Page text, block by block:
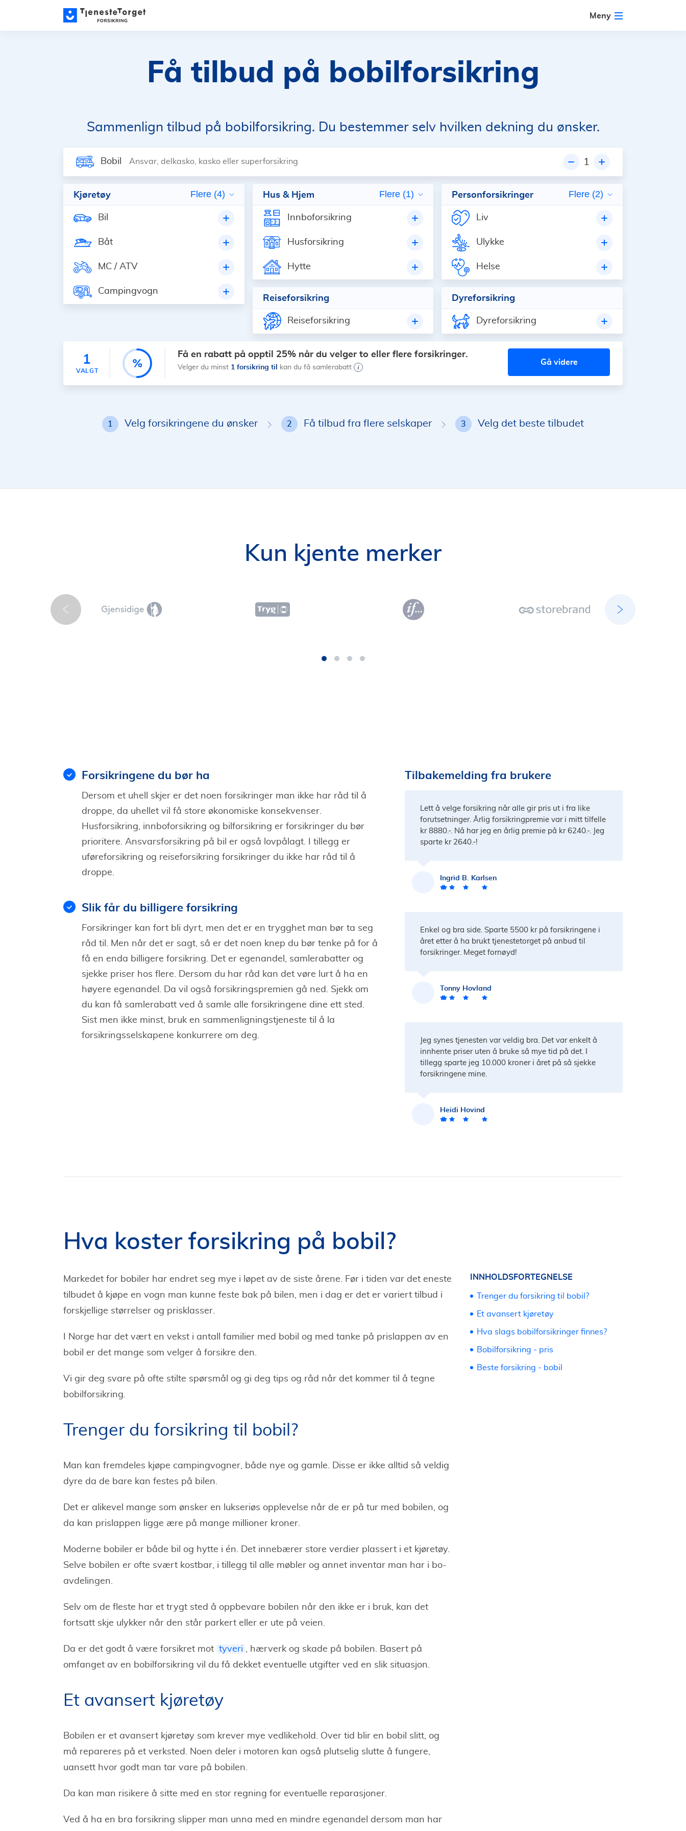
Meny
Få tilbud på bobilforsikring
Sammenlign tilbud på bobilforsikring. Du bestemmer selv hvilken dekning du ønsker.
Bobil Ansvar, delkasko, kasko eller superforsikring 1
Kjøretøy Flere (4)
Bil
Båt
MC / ATV
Campingvogn
Hus & Hjem Flere (1)
Innboforsikring
Husforsikring
Hytte
Reiseforsikring
Reiseforsikring
Personforsikringer Flere (2)
Liv
Ulykke
Helse
Dyreforsikring
Dyreforsikring
1
VALGT
Få en rabatt på opptil 25% når du velger to eller flere forsikringer.
Velger du minst 1 forsikring til kan du få samlerabatt
gå videre
1 Velg forsikringene du ønsker 2 Få tilbud fra flere selskaper 3 Velg det beste tilbudet
Kun kjente merker
Forsikringene du bør ha
Dersom et uhell skjer er det noen forsikringer man ikke har råd til å
droppe, da uhellet vil få store økonomiske konsekvenser.
Husforsikring, innboforsikring og bilforsikring er forsikringer du bør
prioritere. Ansvarsforsikring på bil er også lovpålagt. I tillegg er
uføreforsikring og reiseforsikring forsikringer du ikke har råd til å
droppe.
Slik får du billigere forsikring
Forsikringer kan fort bli dyrt, men det er en trygghet man bør ta seg
råd til. Men når det er sagt, så er det noen knep du bør tenke på for å
få en enda billigere forsikring. Det er egenandel, samlerabatter og
sjekke priser hos flere. Dersom du har råd kan det vøre lurt å ha en
høyere egenandel. Da vil også forsikringspremien gå ned. Sjekk om
du kan få samlerabatt ved å samle alle forsikringene dine ett sted.
Sist men ikke minst, bruk en sammenligningstjeneste til å la
forsikringsselskapene konkurrere om deg.
Tilbakemelding fra brukere
Lett å velge forsikring når alle gir pris ut i fra like
forutsetninger. Årlig forsikringpremie var i mitt tilfelle
kr 8880.-. Nå har jeg en årlig premie på kr 6240.-. Jeg
sparte kr 2640.-!
Ingrid B. Karlsen
Enkel og bra side. Sparte 5500 kr på forsikringene i
året etter å ha brukt tjenestetorget på anbud til
forsikringer. Meget fornøyd!
Tonny Hovland
Jeg synes tjenesten var veldig bra. Det var enkelt å
innhente priser uten å bruke så mye tid på det. I
tillegg sparte jeg 10.000 kroner i året på så sjekke
forsikringene mine.
Heidi Hovind
Hva koster forsikring på bobil?
Markedet for bobiler har endret seg mye i løpet av de siste årene. Før i tiden var det eneste
tilbudet å kjøpe en vogn man kunne feste bak på bilen, men i dag er det er variert tilbud i
forskjellige størrelser og prisklasser.
I Norge har det vært en vekst i antall familier med bobil og med tanke på prislappen av en
bobil er det mange som velger å forsikre den.
Vi gir deg svare på ofte stilte spørsmål og gi deg tips og råd når det kommer til å tegne
bobilforsikring.
Trenger du forsikring til bobil?
Man kan fremdeles kjøpe campingvogner, både nye og gamle. Disse er ikke alltid så veldig
dyre da de bare kan festes på bilen.
Det er alikevel mange som ønsker en lukseriøs opplevelse når de er på tur med bobilen, og
da kan prislappen ligge ære på mange millioner kroner.
Moderne bobiler er både bil og hytte i én. Det innebærer store verdier plassert i et kjøretøy.
Selve bobilen er ofte svært kostbar, i tillegg til alle møbler og annet inventar man har i bo-
avdelingen.
Selv om de fleste har et trygt sted å oppbevare bobilen når den ikke er i bruk, kan det
fortsatt skje ulykker når den står parkert eller er ute på veien.
Da er det godt å være forsikret mot tyveri , hærverk og skade på bobilen. Basert på
omfanget av en bobilforsikring vil du få dekket eventuelle utgifter ved en slik situasjon.
Et avansert kjøretøy
Bobilen er et avansert kjøretøy som krever mye vedlikehold. Over tid blir en bobil slitt, og
må repareres på et verksted. Noen deler i motoren kan også plutselig slutte å fungere,
uansett hvor godt man tar vare på bobilen.
Da kan man risikere å sitte med en stor regning for eventuelle reparasjoner.
Ved å ha en bra forsikring slipper man unna med en mindre egenandel dersom man har
INNHOLDSFORTEGNELSE
Trenger du forsikring til bobil?
Et avansert kjøretøy
Hva slags bobilforsikringer finnes?
Bobilforsikring - pris
Beste forsikring - bobil